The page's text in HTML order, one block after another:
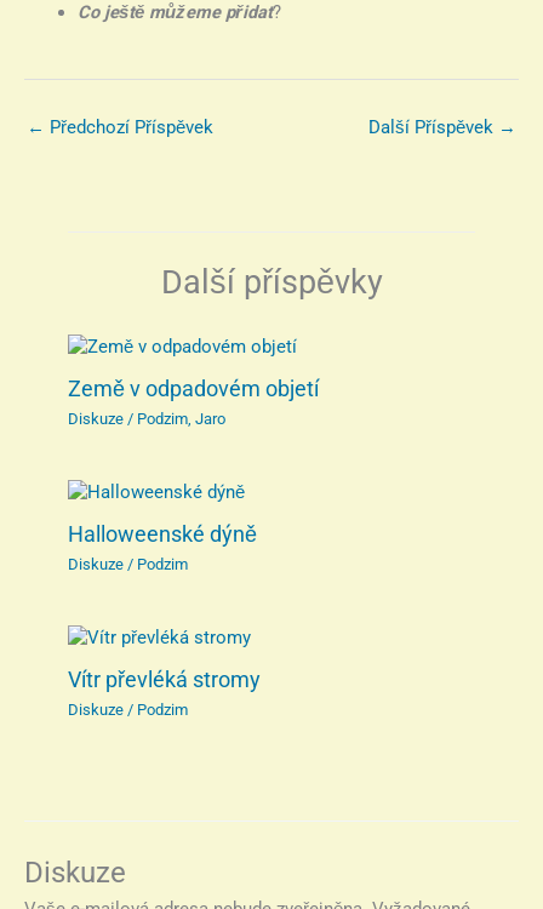
Co ještě můžeme přidat?
← Předchozí Příspěvek Další Příspěvek →
Další příspěvky
Země v odpadovém objetí
Diskuze / Podzim,Jaro
Halloweenské dýně
Diskuze / Podzim
Vítr převléká stromy
Diskuze / Podzim
Diskuze